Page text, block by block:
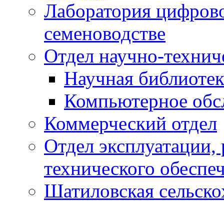
Лаборатория
семеноводстве
Отдел научно-
Научная
Компьютерное
Коммерческий отдел
Отдел
технического
Шатиловская